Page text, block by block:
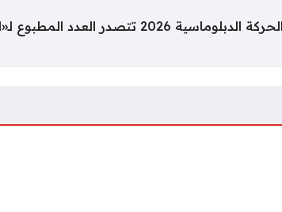
الحركة الدبلوماسية 2026 تتصدر العدد المطبوع لـ«اليوم السابع» غدًا